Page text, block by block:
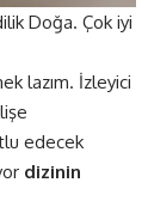
Doğa. Çok iyi
lazım. İzleyici
edecek
dizinin